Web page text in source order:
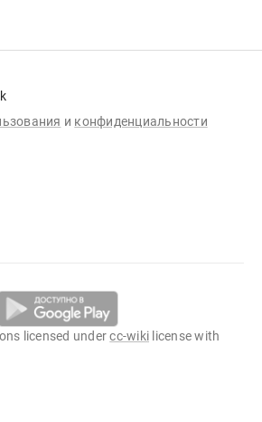
и конфиденциальности
licensed undercc-wiki license with